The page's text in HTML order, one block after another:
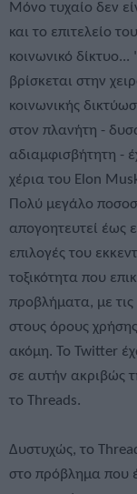
Μόνο τυχαίο δεν
και το επιτελείο
κοινωνικό
βρίσκεται στην
κοινωνικής
στον πλανήτη -
αδιαμφισβήτητη -
χέρια του Elon
Πολύ μεγάλο
απογοητευτεί έως
επιλογές του
τοξικότητα που
προβλήματα, με
στους όρους
ακόμη. Το Twitter
σε αυτήν ακριβώς
το Threads.
Δυστυχώς, το
στο πρόβλημα που